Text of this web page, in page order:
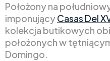
Położony na
imponujący Casas Del
kolekcja butikowych
położonych w
Domingo.